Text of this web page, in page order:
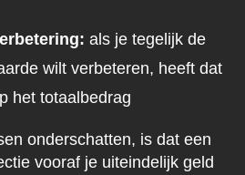
als je tegelijk de
wilt verbeteren, heeft dat
het totaalbedrag
onderschatten, is dat een
vooraf je uiteindelijk geld